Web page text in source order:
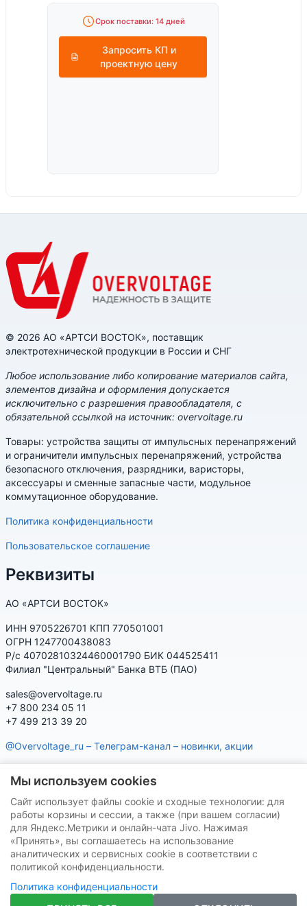
Срок поставки: 14 дней
Запросить КП и
проектную цену
© 2026 АО «АРТСИ ВОСТОК», поставщик
электротехнической продукции в России и СНГ
Любое использование либо копирование материалов сайта,
элементов дизайна и оформления допускается
исключительно с разрешения правообладателя, с
обязательной ссылкой на источник: overvoltage.ru
Товары: устройства защиты от импульсных перенапряжений
и ограничители импульсных перенапряжений, устройства
безопасного отключения, разрядники, варисторы,
аксессуары и сменные запасные части, модульное
коммутационное оборудование.
Политика конфиденциальности
Пользовательское соглашение
Реквизиты
АО «АРТСИ ВОСТОК»
ИНН 9705226701 КПП 770501001
ОГРН 1247700438083
Р/с 40702810324460001790 БИК 044525411
Филиал "Центральный" Банка ВТБ (ПАО)
sales@overvoltage.ru
+7 800 234 05 11
+7 499 213 39 20
@Overvoltage_ru – Телеграм-канал – новинки, акции
характеристики, наличие, подбор
Нашу продукцию Вы можете приобрести на маркетплейсах
Telegram
Мы используем cookies
Сайт использует файлы cookie и сходные технологии: для
работы корзины и сессии, а также (при вашем согласии)
для Яндекс.Метрики и онлайн-чата Jivo. Нажимая
«Принять», вы соглашаетесь на использование
аналитических и сервисных cookie в соответствии с
политикой конфиденциальности.
Политика конфиденциальности